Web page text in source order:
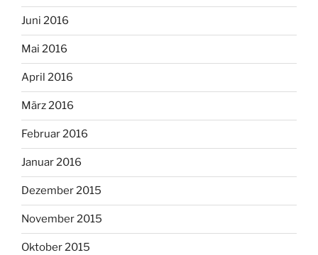
Juni 2016
Mai 2016
April 2016
März 2016
Februar 2016
Januar 2016
Dezember 2015
November 2015
Oktober 2015